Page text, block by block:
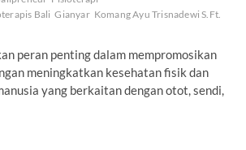
Bali Gianyar Komang Ayu Trisnadewi S.Ft.
peran penting dalam mempromosikan
meningkatkan kesehatan fisik dan
yang berkaitan dengan otot, sendi,